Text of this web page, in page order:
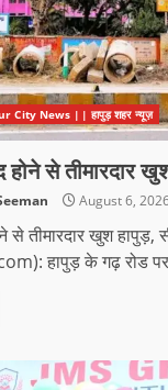
City News || हापुड़ शहर न्यूज़
होने से तीमारदार
August 6,
से तीमारदार खुश हापुड़,
हापुड़ के गढ़ रोड पर